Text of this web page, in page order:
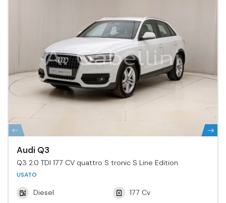
Audi Q3
Q3 2.0 TDI 177 CV quattro S tronic S Line Edition
USATO
Diesel
177 Cv